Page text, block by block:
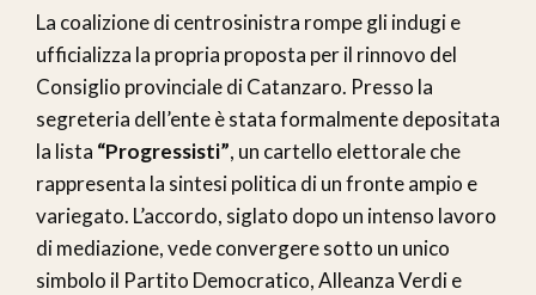
La coalizione di centrosinistra rompe gli indugi e
ufficializza la propria proposta per il rinnovo del
Consiglio provinciale di Catanzaro. Presso la
segreteria dell’ente è stata formalmente depositata
la lista “Progressisti”, un cartello elettorale che
rappresenta la sintesi politica di un fronte ampio e
variegato. L’accordo, siglato dopo un intenso lavoro
di mediazione, vede convergere sotto un unico
simbolo il Partito Democratico, Alleanza Verdi e